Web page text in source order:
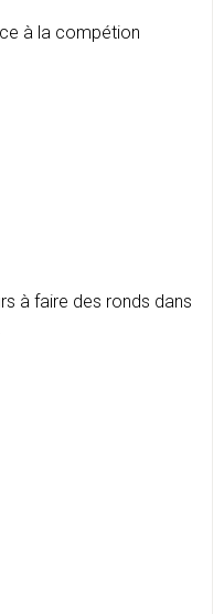
à la compétion
à faire des ronds dans